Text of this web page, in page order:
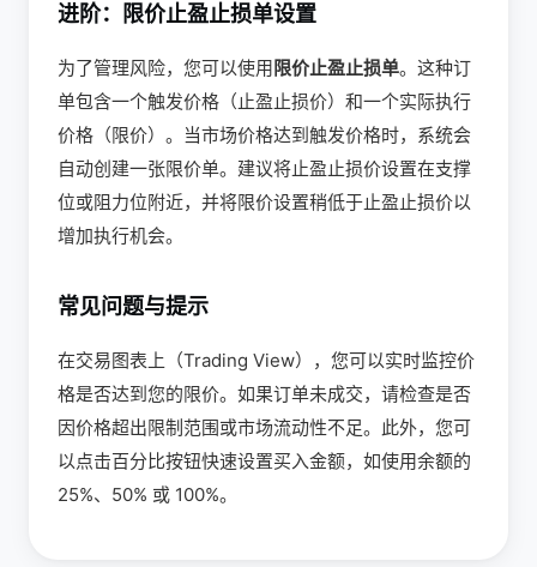
进阶：限价止盈止损单设置
为了管理风险，您可以使用限价止盈止损单。这种订
单包含一个触发价格（止盈止损价）和一个实际执行
价格（限价）。当市场价格达到触发价格时，系统会
自动创建一张限价单。建议将止盈止损价设置在支撑
位或阻力位附近，并将限价设置稍低于止盈止损价以
增加执行机会。
常见问题与提示
在交易图表上（Trading View），您可以实时监控价
格是否达到您的限价。如果订单未成交，请检查是否
因价格超出限制范围或市场流动性不足。此外，您可
以点击百分比按钮快速设置买入金额，如使用余额的
25%、50% 或 100%。